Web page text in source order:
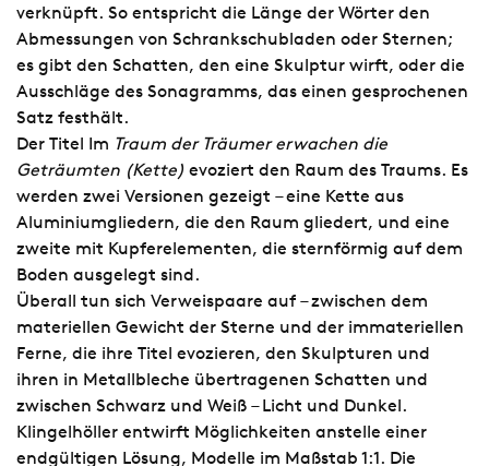
verknüpft. So entspricht die Länge der Wörter den
Abmessungen von Schrankschubladen oder Sternen;
es gibt den Schatten, den eine Skulptur wirft, oder die
Ausschläge des Sonagramms, das einen gesprochenen
Satz festhält.
Der Titel Im Traum der Träumer erwachen die
Geträumten (Kette) evoziert den Raum des Traums. Es
werden zwei Versionen gezeigt – eine Kette aus
Aluminiumgliedern, die den Raum gliedert, und eine
zweite mit Kupferelementen, die sternförmig auf dem
Boden ausgelegt sind.
Überall tun sich Verweispaare auf – zwischen dem
materiellen Gewicht der Sterne und der immateriellen
Ferne, die ihre Titel evozieren, den Skulpturen und
ihren in Metallbleche übertragenen Schatten und
zwischen Schwarz und Weiß – Licht und Dunkel.
Klingelhöller entwirft Möglichkeiten anstelle einer
endgültigen Lösung, Modelle im Maßstab 1:1. Die